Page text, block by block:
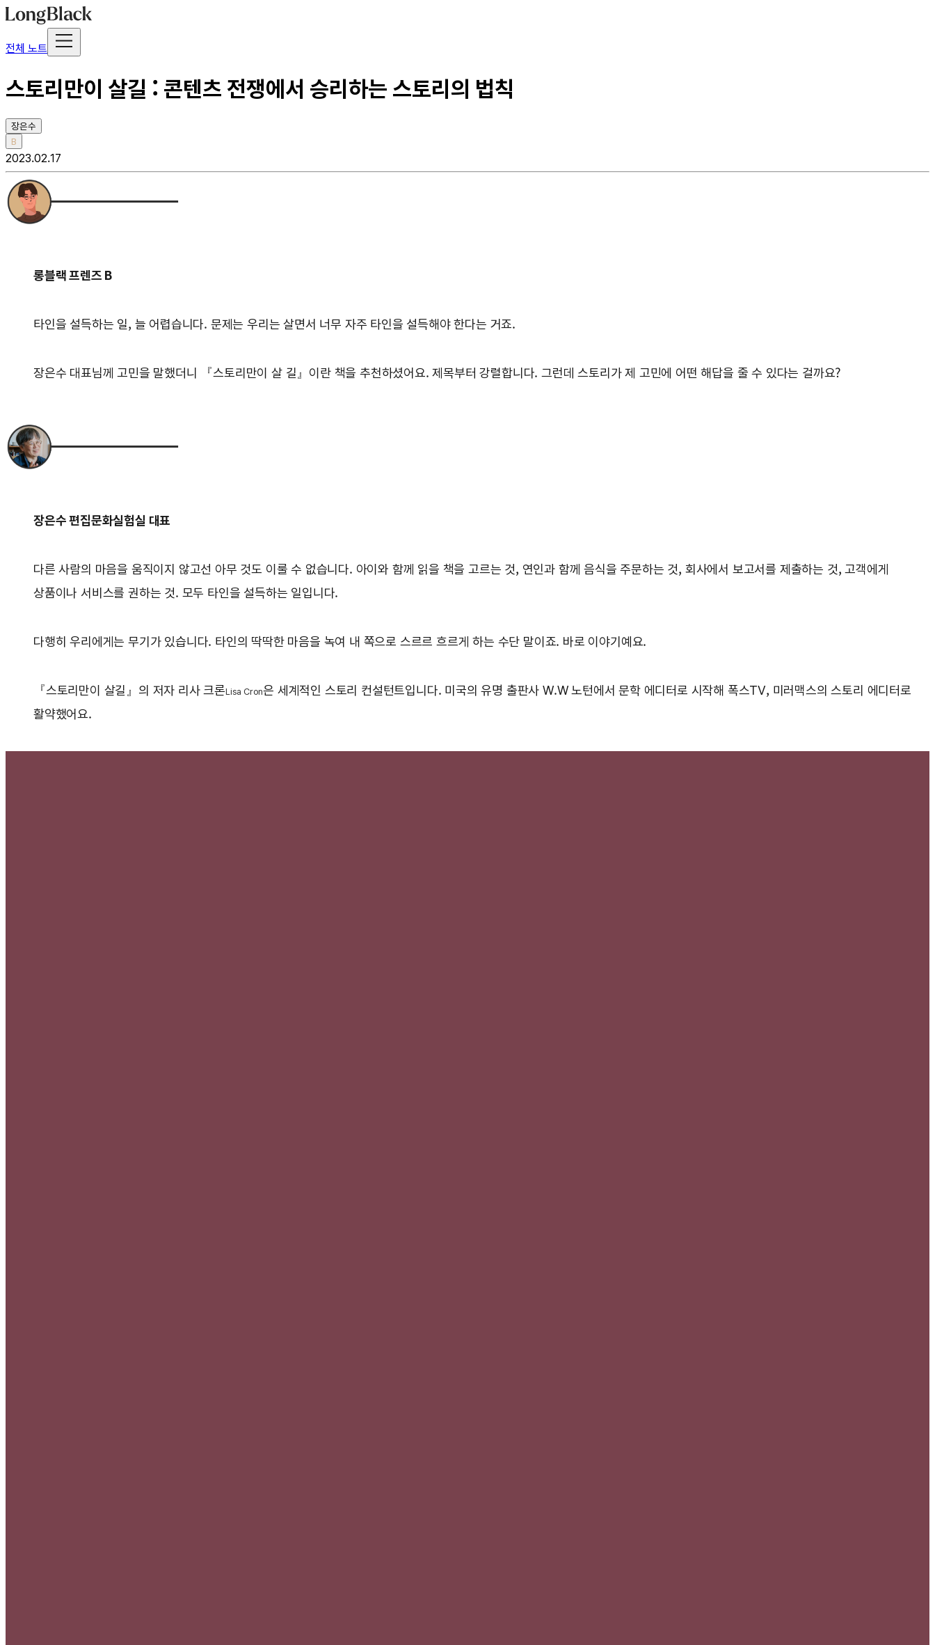
전체 노트
스토리만이 살길 : 콘텐츠 전쟁에서 승리하는 스토리의 법칙
장은수
B
2023.02.17
롱블랙 프렌즈 B
타인을 설득하는 일, 늘 어렵습니다. 문제는 우리는 살면서 너무 자주 타인을 설득해야 한다는 거죠.
장은수 대표님께 고민을 말했더니 『스토리만이 살 길』이란 책을 추천하셨어요. 제목부터 강렬합니다. 그런데 스토리가 제 고민에 어떤 해답을 줄 수 있다는 걸까요?
장은수 편집문화실험실 대표
다른 사람의 마음을 움직이지 않고선 아무 것도 이룰 수 없습니다. 아이와 함께 읽을 책을 고르는 것, 연인과 함께 음식을 주문하는 것, 회사에서 보고서를 제출하는 것, 고객에게
상품이나 서비스를 권하는 것. 모두 타인을 설득하는 일입니다.
다행히 우리에게는 무기가 있습니다. 타인의 딱딱한 마음을 녹여 내 쪽으로 스르르 흐르게 하는 수단 말이죠. 바로 이야기예요.
『스토리만이 살길』의 저자 리사 크론Lisa Cron은 세계적인 스토리 컨설턴트입니다. 미국의 유명 출판사 W.W 노턴에서 문학 에디터로 시작해 폭스TV, 미러맥스의 스토리 에디터로
활약했어요.